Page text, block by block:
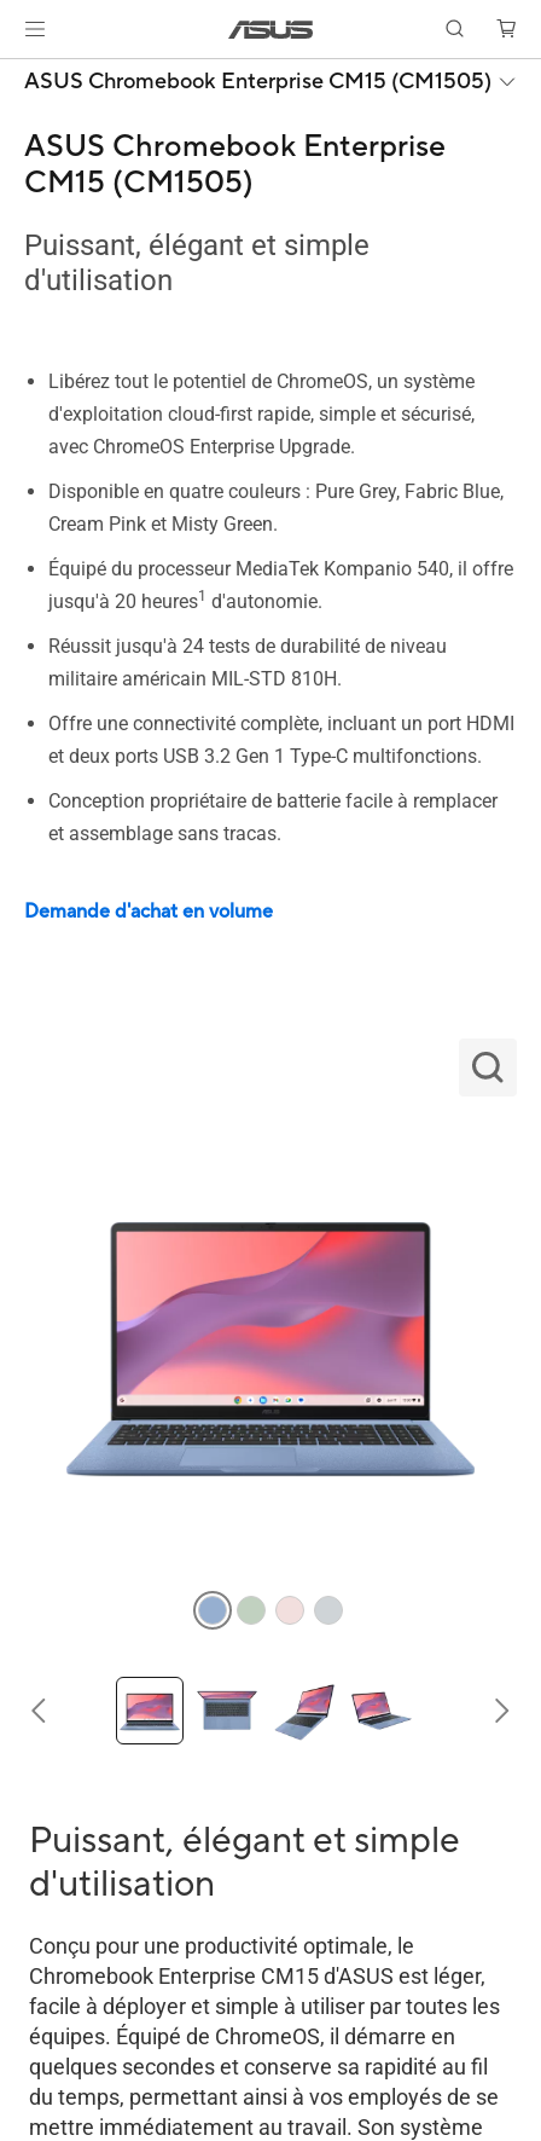
ASUS Chromebook Enterprise CM15 (CM1505)
ASUS Chromebook Enterprise
CM15 (CM1505)
Puissant, élégant et simple
d'utilisation
Libérez tout le potentiel de ChromeOS, un système
d'exploitation cloud-first rapide, simple et sécurisé,
avec ChromeOS Enterprise Upgrade.
Disponible en quatre couleurs : Pure Grey, Fabric Blue,
Cream Pink et Misty Green.
Équipé du processeur MediaTek Kompanio 540, il offre
jusqu'à 20 heures1 d'autonomie.
Réussit jusqu'à 24 tests de durabilité de niveau
militaire américain MIL-STD 810H.
Offre une connectivité complète, incluant un port HDMI
et deux ports USB 3.2 Gen 1 Type-C multifonctions.
Conception propriétaire de batterie facile à remplacer
et assemblage sans tracas.
Demande d'achat en volume
Puissant, élégant et simple
d'utilisation
Conçu pour une productivité optimale, le
Chromebook Enterprise CM15 d'ASUS est léger,
facile à déployer et simple à utiliser par toutes les
équipes. Équipé de ChromeOS, il démarre en
quelques secondes et conserve sa rapidité au fil
du temps, permettant ainsi à vos employés de se
mettre immédiatement au travail. Son système